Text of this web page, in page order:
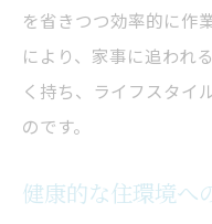
を省きつつ効率的に作
により、家事に追われ
く持ち、ライフスタイ
のです。
健康的な住環境へ